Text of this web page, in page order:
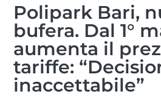
Polipark Bari,
bufera. Dal 1°
aumenta il
tariffe:
inaccettabile”